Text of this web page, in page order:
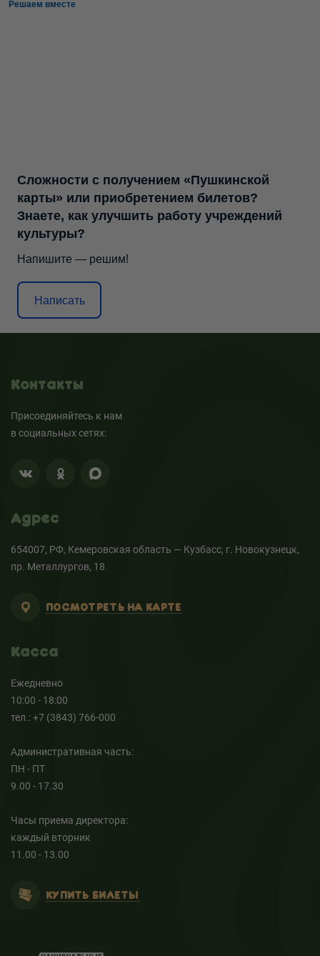
Решаем вместе
Сложности с получением «Пушкинской
карты» или приобретением билетов?
Знаете, как улучшить работу учреждений
культуры?
Напишите — решим!
Написать
Контакты
Присоединяйтесь к нам
в социальных сетях:
Адрес
654007, РФ, Кемеровская область — Кузбасс, г. Новокузнецк,
пр. Металлургов, 18
ПОСМОТРЕТЬ НА КАРТЕ
Касса
Ежедневно
10:00 - 18:00
тел.: +7 (3843) 766-000
Административная часть:
ПН - ПТ
9.00 - 17.30
Часы приема директора:
каждый вторник
11.00 - 13.00
КУПИТЬ БИЛЕТЫ